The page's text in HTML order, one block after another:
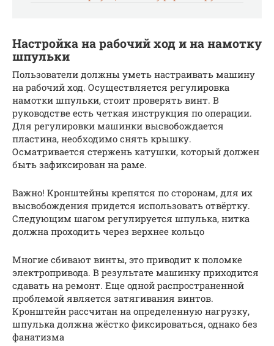
Настройка на рабочий ход и на намотку
шпульки
Пользователи должны уметь настраивать машину
на рабочий ход. Осуществляется регулировка
намотки шпульки, стоит проверять винт. В
руководстве есть четкая инструкция по операции.
Для регулировки машинки высвобождается
пластина, необходимо снять крышку.
Осматривается стержень катушки, который должен
быть зафиксирован на раме.
Важно! Кронштейны крепятся по сторонам, для их
высвобождения придется использовать отвёртку.
Следующим шагом регулируется шпулька, нитка
должна проходить через верхнее кольцо
Многие сбивают винты, это приводит к поломке
электропривода. В результате машинку приходится
сдавать на ремонт. Еще одной распространенной
проблемой является затягивания винтов.
Кронштейн рассчитан на определенную нагрузку,
шпулька должна жёстко фиксироваться, однако без
фанатизма